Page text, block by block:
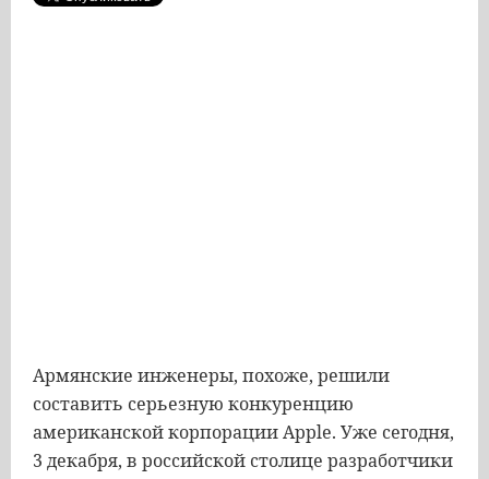
Армянские инженеры, похоже, решили
составить серьезную конкуренцию
американской корпорации Apple. Уже сегодня,
3 декабря, в российской столице разработчики